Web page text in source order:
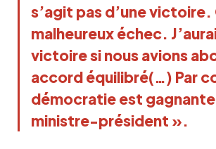
s’agit pas d’une victoire.
malheureux échec.
victoire si nous avions
accord équilibré(…) Par
démocratie est
ministre-président ».